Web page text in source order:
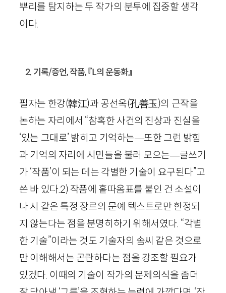
뿌리를 탐지하는 두 작가의 분투에 집중할 생각
이다.
2. 기록/증언, 작품, 『L의 운동화』
필자는 한강(韓江)과 공선옥(孔善玉)의 근작을
논하는 자리에서 “참혹한 사건의 진상과 진실을
‘있는 그대로’ 밝히고 기억하는—또한 그런 밝힘
과 기억의 자리에 시민들을 불러 모으는—글쓰기
가 ‘작품’이 되는 데는 각별한 기술이 요구된다”고
쓴 바 있다.2) 작품에 홑따옴표를 붙인 건 소설이
나 시 같은 특정 장르의 문예 텍스트로만 한정되
지 않는다는 점을 분명히하기 위해서였다. “각별
한 기술”이라는 것도 기술자의 솜씨 같은 것으로
만 이해해서는 곤란하다는 점을 강조할 필요가
있겠다. 이때의 기술이 작가의 문제의식을 좀더